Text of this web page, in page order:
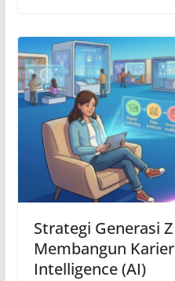
Strategi Generasi
Membangun
Intelligence (AI)